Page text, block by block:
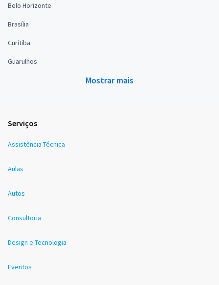
Belo Horizonte
Brasília
Curitiba
Guarulhos
Mostrar mais
Serviços
Assistência Técnica
Aulas
Autos
Consultoria
Design e Tecnologia
Eventos